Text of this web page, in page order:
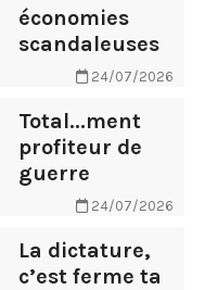
économies
scandaleuses
24/07/2026
Total...ment
profiteur de
guerre
24/07/2026
La dictature,
c’est ferme ta